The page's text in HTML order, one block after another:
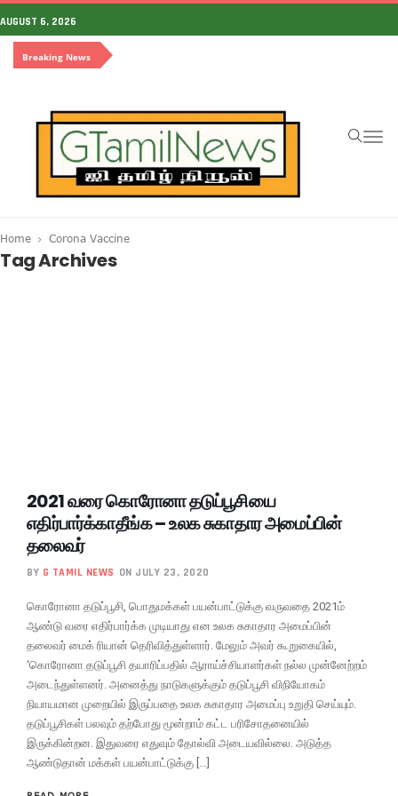
AUGUST 6, 2026
Breaking News
Home Corona Vaccine
Tag Archives
2021 வரை கொரோனா தடுப்பூசியை
எதிர்பார்க்காதீங்க – உலக சுகாதார அமைப்பின்
தலைவர்
BY G TAMIL NEWS ON JULY 23, 2020
கொரோனா தடுப்பூசி, பொதுமக்கள் பயன்பாட்டுக்கு வருவதை 2021ம்
ஆண்டு வரை எதிர்பார்க்க முடியாது என உலக சுகாதார அமைப்பின்
தலைவர் மைக் ரியான் தெரிவித்துள்ளார். மேலும் அவர் கூறுகையில்,
‘கொரோனா தடுப்பூசி தயாரிப்பதில் ஆராய்ச்சியாளர்கள் நல்ல முன்னேற்றம்
அடைந்துள்ளனர். அனைத்து நாடுகளுக்கும் தடுப்பூசி விநியோகம்
நியாயமான முறையில் இருப்பதை உலக சுகாதார அமைப்பு உறுதி செய்யும்.
தடுப்பூசிகள் பலவும் தற்போது மூன்றாம் கட்ட பரிசோதனையில்
இருக்கின்றன. இதுவரை எதுவும் தோல்வி அடையவில்லை. அடுத்த
ஆண்டுதான் மக்கள் பயன்பாட்டுக்கு […]